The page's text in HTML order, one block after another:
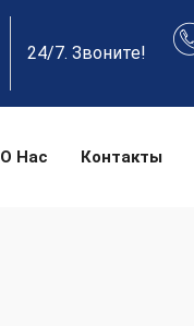
24/7. Звоните!
О Нас Контакты